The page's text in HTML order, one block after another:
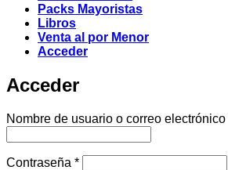
Packs Mayoristas
Libros
Venta al por Menor
Acceder
Acceder
Nombre de usuario o correo electrónico
Contraseña *Obligatorio